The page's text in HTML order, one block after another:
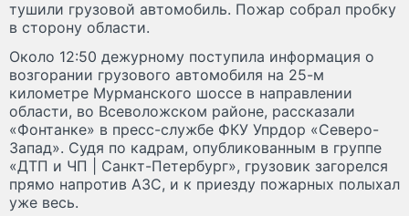
тушили грузовой автомобиль. Пожар собрал пробку
в сторону области.
Около 12:50 дежурному поступила информация о
возгорании грузового автомобиля на 25-м
километре Мурманского шоссе в направлении
области, во Всеволожском районе, рассказали
«Фонтанке» в пресс-службе ФКУ Упрдор «Северо-
Запад». Судя по кадрам, опубликованным в группе
«ДТП и ЧП | Санкт-Петербург», грузовик загорелся
прямо напротив АЗС, и к приезду пожарных полыхал
уже весь.